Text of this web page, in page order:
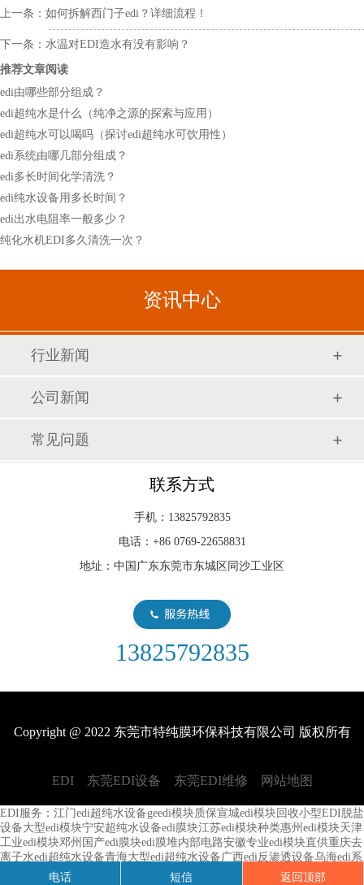
上一条： 如何拆解西门子edi？详细流程！
下一条： 水温对EDI造水有没有影响？
推荐文章阅读
edi由哪些部分组成？
edi超纯水是什么（纯净之源的探索与应用）
edi超纯水可以喝吗（探讨edi超纯水可饮用性）
edi系统由哪几部分组成？
edi多长时间化学清洗？
edi纯水设备用多长时间？
edi出水电阻率一般多少？
纯化水机EDI多久清洗一次？
资讯中心
行业新闻
公司新闻
常见问题
联系方式
手机：13825792835
电话：+86 0769-22658831
地址：中国广东东莞市东城区同沙工业区
13825792835
Copyright @ 2022 东莞市特纯膜环保科技有限公司 版权所有
EDI 东莞EDI设备 东莞EDI维修 网站地图
EDI服务： 江门edi超纯水设备geedi模块质保宣城edi模块回收小型EDI脱盐
设备大型edi模块宁安超纯水设备edi膜块江苏edi模块种类惠州edi模块天津
工业edi模块邓州国产edi膜块edi膜堆内部电路安徽专业edi模块直供重庆去
离子水edi超纯水设备青海大型edi超纯水设备广西edi反渗透设备乌海edi系
广东实验室edi超纯水设备商 兴化edi膜堆 周口全自动edi超纯水设备
电话 短信 返回顶部